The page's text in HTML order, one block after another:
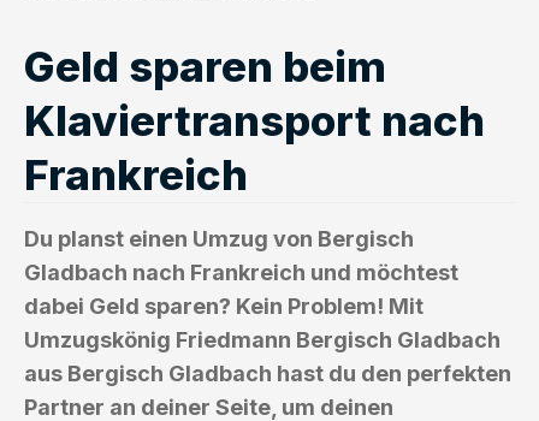
Geld sparen beim
Klaviertransport nach
Frankreich
Du planst einen Umzug von Bergisch
Gladbach nach Frankreich und möchtest
dabei Geld sparen? Kein Problem! Mit
Umzugskönig Friedmann Bergisch Gladbach
aus Bergisch Gladbach hast du den perfekten
Partner an deiner Seite, um deinen